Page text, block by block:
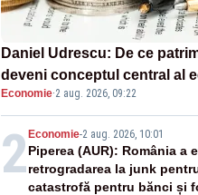
Daniel Udrescu: De ce
deveni conceptul central al
viitoare?
Economie·2 aug. 2026, 09:22
2 Economie-2 aug. 2026, 10:01
Piperea (AUR): România a
retrogradarea la junk
catastrofă pentru bănci și